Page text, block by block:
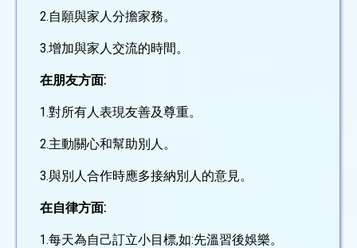
2.自願與家人分擔家務。
3.增加與家人交流的時間。
在朋友方面:
1.對所有人表現友善及尊重。
2.主動關心和幫助別人。
3.與別人合作時應多接納別人的意見。
在自律方面:
1.每天為自己訂立小目標,如:先溫習後娛樂。